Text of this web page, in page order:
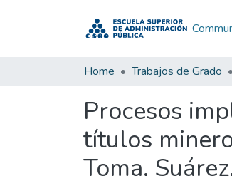
Home Trabajos de Grado
Procesos
títulos
Toma,